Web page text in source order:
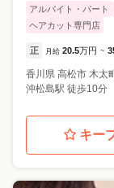
アルバイト・パート
ヘアカット専門店
正 月給 20.5万円 ~
香川県 高松市 木太
沖松島駅 徒歩10分
キー